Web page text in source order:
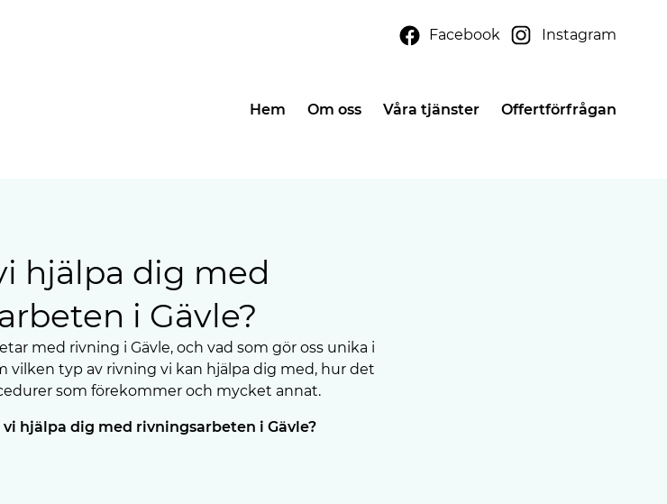
Facebook Instagram
Hem Om oss Våra tjänster Offertförfrågan
hjälpa dig med
i Gävle?
med rivning i Gävle, och vad som gör oss unika i
vilken typ av rivning vi kan hjälpa dig med, hur det
som förekommer och mycket annat.
vi hjälpa dig med rivningsarbeten i Gävle?